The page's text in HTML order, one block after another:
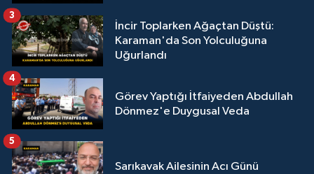
İncir Toplarken Ağaçtan Düştü:
Karaman'da Son Yolculuğuna
Uğurlandı
3
Görev Yaptığı İtfaiyeden Abdullah
Dönmez'e Duygusal Veda
4
Sarıkavak Ailesinin Acı Günü
5